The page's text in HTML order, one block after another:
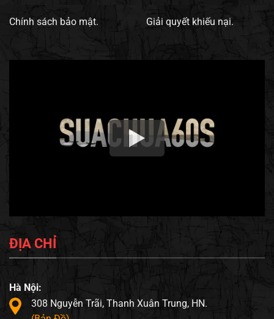
Chính sách bảo mật. Giải quyết khiếu nại.
ĐỊA CHỈ
Hà Nội:
308 Nguyễn Trãi, Thanh Xuân Trung, HN.